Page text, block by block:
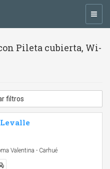
Pileta cubierta, Wi-
filtros
Valentina - Carhué